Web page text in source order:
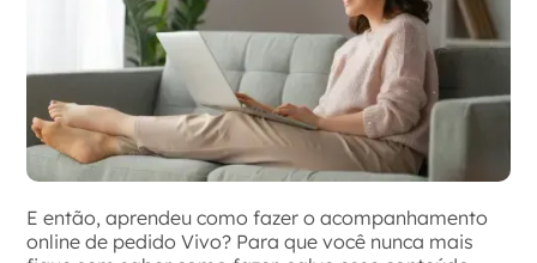
E então, aprendeu como fazer o acompanhamento
online de pedido Vivo? Para que você nunca mais